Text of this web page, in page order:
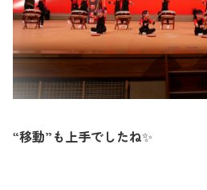
“移動”も上手でしたね✨